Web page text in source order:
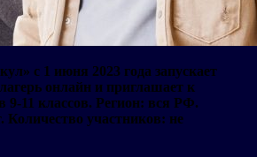
с 1 июня 2023 года запускает
онлайн и приглашает к
11 классов. Регион: вся РФ.
Количество участников: не